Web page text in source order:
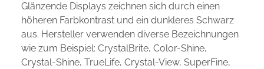
Glänzende Displays zeichnen sich durch einen
höheren Farbkontrast und ein dunkleres Schwarz
aus. Hersteller verwenden diverse Bezeichnungen
wie zum Beispiel: CrystalBrite, Color-Shine,
Crystal-Shine, TrueLife, Crystal-View, SuperFine,